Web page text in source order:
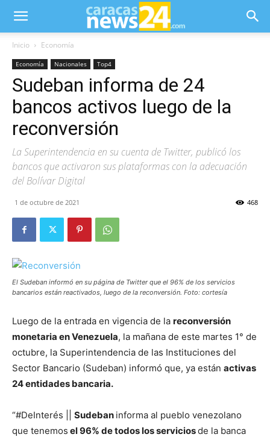
Inicio Economía
Economía Nacionales Top4
Sudeban informa de 24
bancos activos luego de la
reconversión
La Superintendencia en su cuenta de Twitter, publicó los
bancos que activaron sus plataformas con la adecuación
del Bolívar Digital
1 de octubre de 2021 468
El Sudeban informó en su página de Twitter que el 96% de los servicios
bancarios están reactivados, luego de la reconversión. Foto: cortesía
Luego de la entrada en vigencia de la reconversión
monetaria en Venezuela, la mañana de este martes 1° de
octubre, la Superintendencia de las Instituciones del
Sector Bancario (Sudeban) informó que, ya están activas
24 entidades bancaria.
“#DeInterés || Sudeban informa al pueblo venezolano
que tenemos el 96% de todos los serviciosde la banca